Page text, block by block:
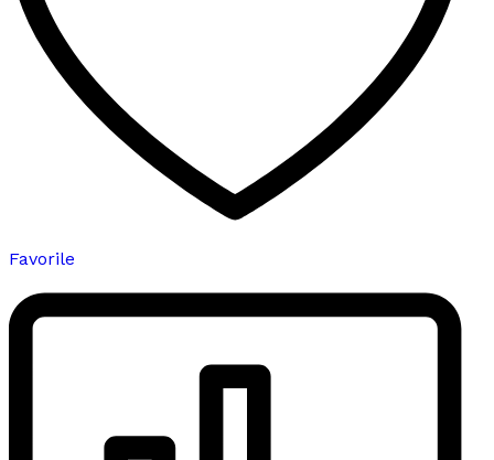
Favorile